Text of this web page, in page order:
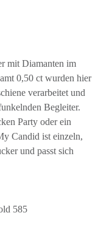
mit Diamanten im
0,50 ct wurden hier
verarbeitet und
Begleiter.
Party oder ein
y Candid ist einzeln,
und passt sich
585